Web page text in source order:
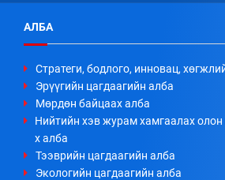
АЛБА
Стратеги, бодлого, инновац,
Эрүүгийн цагдаагийн алба
Мөрдөн байцаах алба
Нийтийн хэв журам хамгаалах
х алба
Тээврийн цагдаагийн алба
Экологийн цагдаагийн алба